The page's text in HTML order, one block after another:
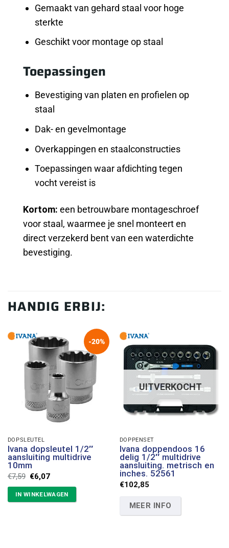
Gemaakt van gehard staal voor hoge
sterkte
Geschikt voor montage op staal
Toepassingen
Bevestiging van platen en profielen op
staal
Dak- en gevelmontage
Overkappingen en staalconstructies
Toepassingen waar afdichting tegen
vocht vereist is
Kortom: een betrouwbare montageschroef
voor staal, waarmee je snel monteert en
direct verzekerd bent van een waterdichte
bevestiging.
HANDIG ERBIJ:
-20%
DOPSLEUTEL
Ivana dopsleutel 1/2″
aansluiting multidrive
10mm
€7,59 Oorspronkelijke
prijs
was:
€7,59.
€6,07Huidige
is:
€6,07.
IN WINKELWAGEN
UITVERKOCHT
DOPPENSET
Ivana doppendoos 16
delig 1/2″ multidrive
aansluiting. metrisch en
inches. 52561
€102,85
MEER INFO